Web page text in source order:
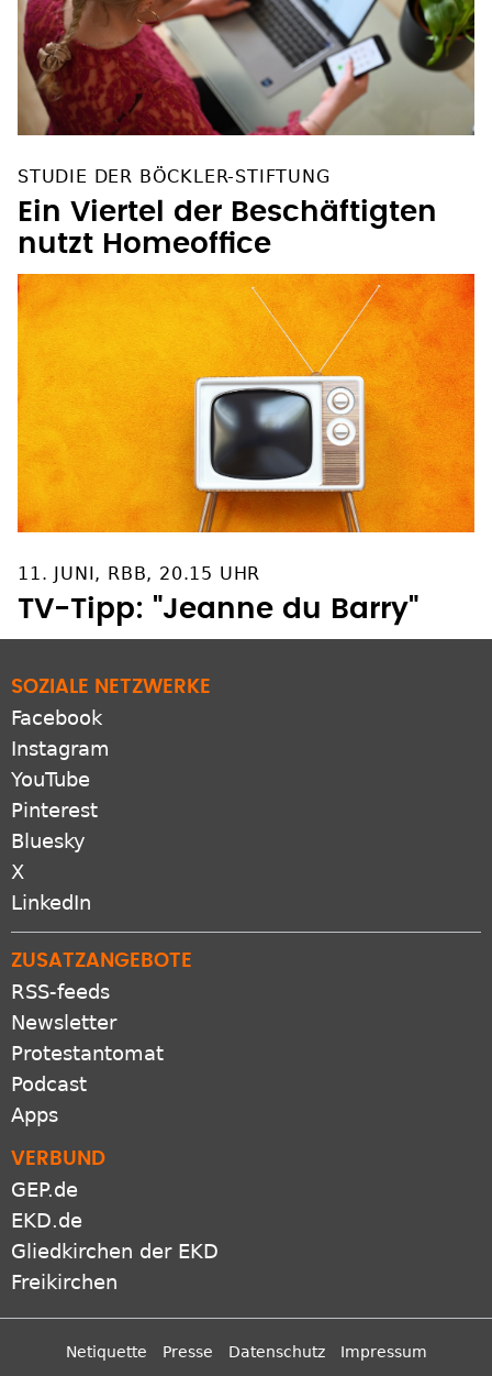
STUDIE DER BÖCKLER-STIFTUNG
Ein Viertel der Beschäftigten
nutzt Homeoffice
11. JUNI, RBB, 20.15 UHR
TV-Tipp: "Jeanne du Barry"
SOZIALE NETZWERKE
Facebook
Instagram
YouTube
Pinterest
Bluesky
X
LinkedIn
ZUSATZANGEBOTE
RSS-feeds
Newsletter
Protestantomat
Podcast
Apps
VERBUND
GEP.de
EKD.de
Gliedkirchen der EKD
Freikirchen
Netiquette Presse Datenschutz Impressum